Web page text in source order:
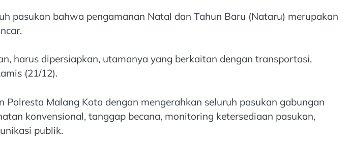
pasukan bahwa pengamanan Natal dan Tahun Baru (Nataru) merupakan
harus dipersiapkan, utamanya yang berkaitan dengan transportasi,
(21/12).
Malang Kota dengan mengerahkan seluruh pasukan gabungan
konvensional, tanggap becana, monitoring ketersediaan pasukan,
publik.